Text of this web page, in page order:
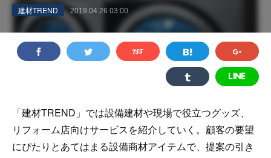
建材TREND 2019.04.26 03:00
「建材TREND」では設備建材や現場で役立つグッズ、
リフォーム店向けサービスを紹介していく。顧客の要望
にぴたりとあてはまる設備商材アイテムで、提案の引き